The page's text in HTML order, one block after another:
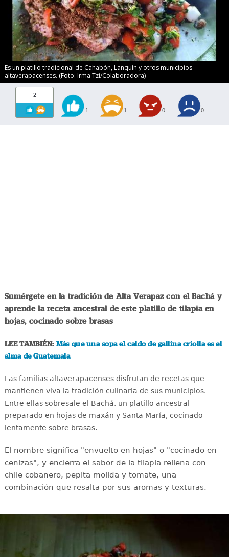
Es un platillo tradicional de Cahabón, Lanquín y otros municipios
altaverapacenses. (Foto: Irma Tzi/Colaboradora)
2
1 1 0 0
Sumérgete en la tradición de Alta Verapaz con el Bachá y
aprende la receta ancestral de este platillo de tilapia en
hojas, cocinado sobre brasas
LEE TAMBIÉN: Más que una sopa el caldo de gallina criolla es el
alma de Guatemala
Las familias altaverapacenses disfrutan de recetas que
mantienen viva la tradición culinaria de sus municipios.
Entre ellas sobresale el Bachá, un platillo ancestral
preparado en hojas de maxán y Santa María, cocinado
lentamente sobre brasas.
El nombre significa "envuelto en hojas" o "cocinado en
cenizas", y encierra el sabor de la tilapia rellena con
chile cobanero, pepita molida y tomate, una
combinación que resalta por sus aromas y texturas.